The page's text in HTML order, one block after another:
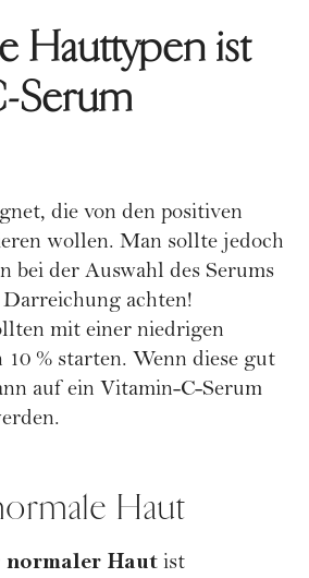
Hauttypen ist
Serum
die von den positiven
wollen. Man sollte jedoch
bei der Auswahl des Serums
achten!
mit einer niedrigen
% starten. Wenn diese gut
auf ein Vitamin-C-Serum
Haut
Haut ist